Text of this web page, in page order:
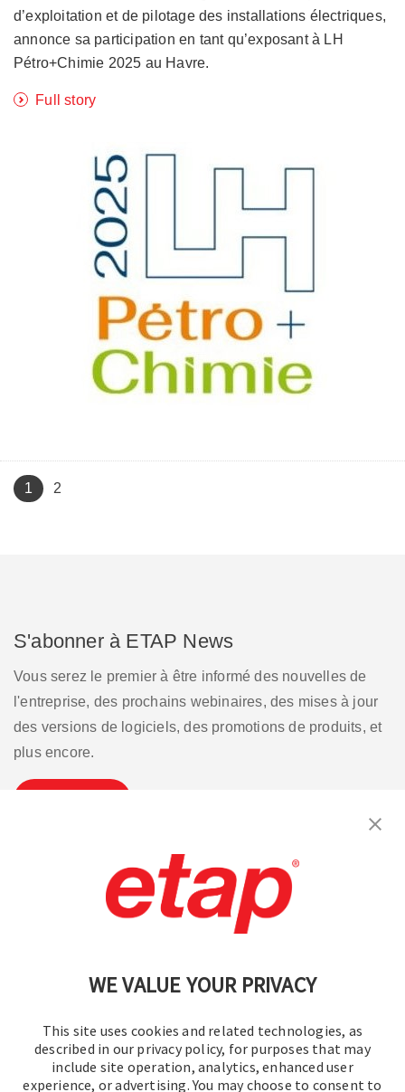
WE VALUE YOUR PRIVACY
This site uses cookies and related technologies, as
described in our privacy policy, for purposes that may
include site operation, analytics, enhanced user
experience, or advertising. You may choose to consent to
d’exploitation et de pilotage des installations électriques,
annonce sa participation en tant qu’exposant à LH
Pétro+Chimie 2025 au Havre.
Full story
1 (current)
2
S'abonner à ETAP News
Vous serez le premier à être informé des nouvelles de
l'entreprise, des prochains webinaires, des mises à jour
des versions de logiciels, des promotions de produits, et
plus encore.
Contactez-nous. | Conditions d'utilisation
Politique de confidentialité | Plan du site